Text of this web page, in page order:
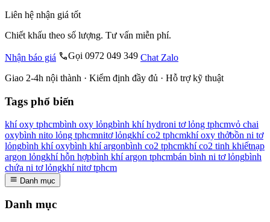
Liên hệ nhận giá tốt
Chiết khấu theo số lượng. Tư vấn miễn phí.
Nhận báo giá Gọi 0972 049 349 Chat Zalo
Giao 2-4h nội thành · Kiểm định đầy đủ · Hỗ trợ kỹ thuật
Tags phổ biến
khí oxy tphcmbình oxy lỏngbình khí hydroni tơ lỏng tphcmvỏ chai
oxybình nito lỏng tphcmnitơ lỏngkhí co2 tphcmkhí oxy thởbồn ni tơ
lỏngbình khí oxybình khí argonbình co2 tphcmkhí co2 tinh khiếtnạp
argon lỏngkhí hỗn hợpbình khí argon tphcmbán bình ni tơ lỏngbình
chứa ni tơ lỏngkhí nitơ tphcm
Danh mục
Danh mục